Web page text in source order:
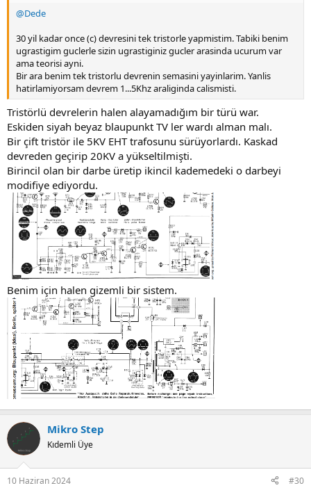
@Dede
30 yil kadar once (c) devresini tek tristorle yapmistim. Tabiki benim
ugrastigim guclerle sizin ugrastiginiz gucler arasinda ucurum var
ama teorisi ayni.
Bir ara benim tek tristorlu devrenin semasini yayinlarim. Yanlis
hatirlamiyorsam devrem 1...5Khz araliginda calismisti.
Tristörlü devrelerin halen alayamadığım bir türü war.
Eskiden siyah beyaz blaupunkt TV ler wardı alman malı.
Bir çift tristör ile 5KV EHT trafosunu sürüyorlardı. Kaskad
devreden geçirip 20KV a yükseltilmişti.
Birincil olan bir darbe üretip ikincil kademedeki o darbeyi
modifiye ediyordu.
Benim için halen gizemli bir sistem.
Mikro Step
Kıdemli Üye
10 Haziran 2024 #30